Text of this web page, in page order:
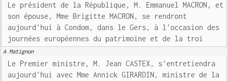
Le président de la République, M. Emmanuel MACRON, et
son épouse, Mme Brigitte MACRON, se rendront
aujourd'hui à Condom, dans le Gers, à l'occasion des
journées européennes du patrimoine et de la troi
A Matignon
Le Premier ministre, M. Jean CASTEX, s'entretiendra
aujourd'hui avec Mme Annick GIRARDIN, ministre de la